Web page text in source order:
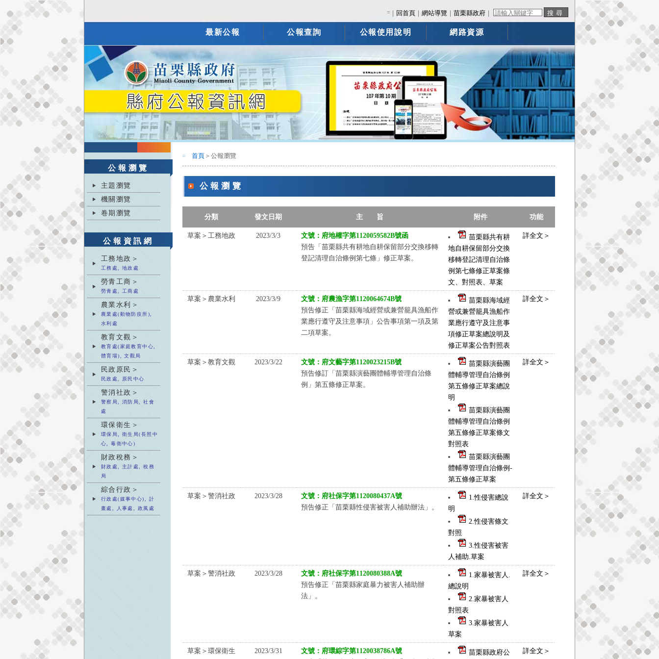
::: 回首頁 ｜網站導覽 ｜苗栗縣政府
最新公報 公報查詢 公報使用說明 網路資源
:::
公報瀏覽
主題瀏覽
機關瀏覽
卷期瀏覽
公報資訊網
工務地政＞
工務處, 地政處
勞青工商＞
勞青處, 工商處
農業水利＞
農業處(動物防疫所),
水利處
教育文觀＞
教育處(家庭教育中心,
體育場), 文觀局
民政原民＞
民政處, 原民中心
警消社政＞
警察局, 消防局, 社會
處
環保衛生＞
環保局, 衛生局(長照中
心, 毒衛中心)
財政稅務＞
財政處, 主計處, 稅務
局
綜合行政＞
行政處(媒事中心), 計
畫處, 人事處, 政風處
::: 首頁 ＞公報瀏覽
公報瀏覽
分類 發文日期 主 旨 附件 功能
草案＞工務地政 2023/3/3
文號：府地權字第1120059582B號函
預告「苗栗縣共有耕地自耕保留部分交換移轉
登記清理自治條例第七條」修正草案。
苗栗縣共有耕
地自耕保留部分交換
移轉登記清理自治條
例第七條修正草案條
文、對照表、草案
詳全文＞
草案＞農業水利 2023/3/9
文號：府農漁字第1120064674B號
預告修正「苗栗縣海域經營或兼營籠具漁船作
業應行遵守及注意事項」公告事項第一項及第
二項草案。
苗栗縣海域經
營或兼營籠具漁船作
業應行遵守及注意事
項修正草案總說明及
修正草案公告對照表
詳全文＞
草案＞教育文觀 2023/3/22
文號：府文藝字第1120023215B號
預告修訂「苗栗縣演藝團體輔導管理自治條
例」第五條修正草案。
苗栗縣演藝團
體輔導管理自治條例
第五條修正草案總說
明
苗栗縣演藝團
體輔導管理自治條例
第五條修正草案條文
對照表
苗栗縣演藝團
體輔導管理自治條例-
第五條修正草案
詳全文＞
草案＞警消社政 2023/3/28
文號：府社保字第1120080437A號
預告修正「苗栗縣性侵害被害人補助辦法」。
1.性侵害總說
明
2.性侵害條文
對照
3.性侵害被害
人補助.草案
詳全文＞
草案＞警消社政 2023/3/28
文號：府社保字第1120080388A號
預告修正「苗栗縣家庭暴力被害人補助辦
法」。
1.家暴被害人.
總說明
2.家暴被害人
對照表
3.家暴被害人
草案
詳全文＞
草案＞環保衛生 2023/3/31
文號：府環綜字第1120038786A號
苗栗縣政府公 詳全文＞